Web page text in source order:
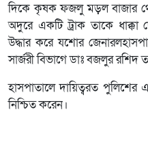
দিকে কৃষক ফজলু মড়ল বাজার
অদুরে একটি ট্রাক তাকে
উদ্ধার করে যশোর
সার্জরী বিভাগে ডাঃ বজলুর রশিদ
হাসপাতালে দায়িত্বরত
নিশ্চিত করেন।